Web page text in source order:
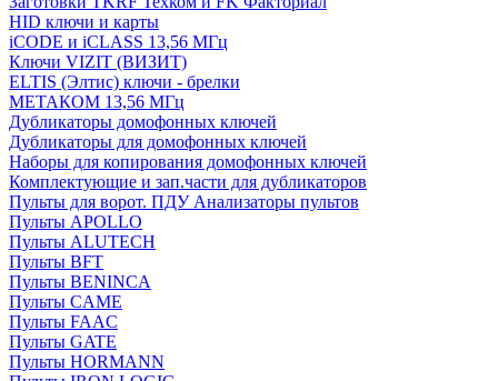
HID ключи и карты
iCODE и iCLASS 13,56 МГц
Ключи VIZIT (ВИЗИТ)
ELTIS (Элтис) ключи - брелки
МЕТАКОМ 13,56 МГц
Дубликаторы домофонных ключей
Дубликаторы для домофонных ключей
Наборы для копирования домофонных ключей
Комплектующие и зап.части для дубликаторов
Пульты для ворот. ПДУ Анализаторы пультов
Пульты APOLLO
Пульты ALUTECH
Пульты BFT
Пульты BENINCA
Пульты CAME
Пульты FAAC
Пульты GATE
Пульты HORMANN